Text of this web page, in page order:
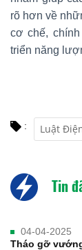
rõ hơn về
cơ chế,
triển năng
: Luật
Tin
04-04-2025
Tháo gỡ